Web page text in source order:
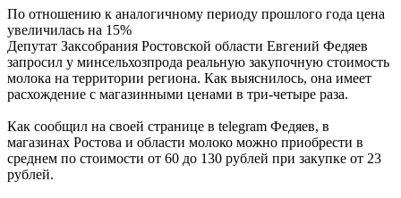
По отношению к аналогичному периоду прошлого года цена
увеличилась на 15%
Депутат Заксобрания Ростовской области Евгений Федяев
запросил у минсельхозпрода реальную закупочную стоимость
молока на территории региона. Как выяснилось, она имеет
расхождение с магазинными ценами в три-четыре раза.
Как сообщил на своей странице в telegram Федяев, в
магазинах Ростова и области молоко можно приобрести в
среднем по стоимости от 60 до 130 рублей при закупке от 23
рублей.